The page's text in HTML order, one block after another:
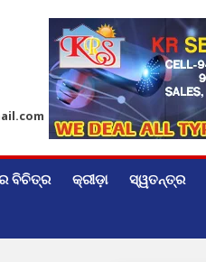
ବିଚିତ୍ର କ୍ରୀଡ଼ା ସ୍ୱତନ୍ତ୍ର